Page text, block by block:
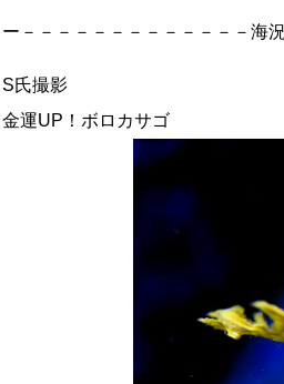
ー－－－－－－－－－－－－－
S氏撮影
金運UP！ボロカサゴ